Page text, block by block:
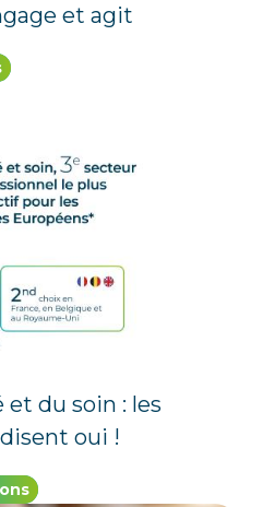
et agit
et du soin : les
oui !